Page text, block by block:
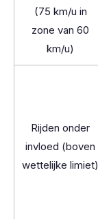
(75 km/u in
zone van 60
km/u)
Rijden onder
invloed (boven
wettelijke limiet)